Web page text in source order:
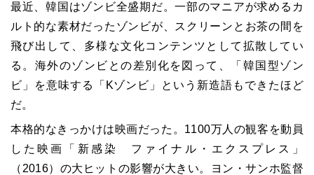
最近、韓国はゾンビ全盛期だ。一部のマニアが求めるカ
ルト的な素材だったゾンビが、スクリーンとお茶の間を
飛び出して、多様な文化コンテンツとして拡散してい
る。海外のゾンビとの差別化を図って、「韓国型ゾン
ビ」を意味する「Kゾンビ」という新造語もできたほど
だ。
本格的なきっかけは映画だった。1100万人の観客を動員
した映画「新感染 ファイナル・エクスプレス」
（2016）の大ヒットの影響が大きい。ヨン・サンホ監督